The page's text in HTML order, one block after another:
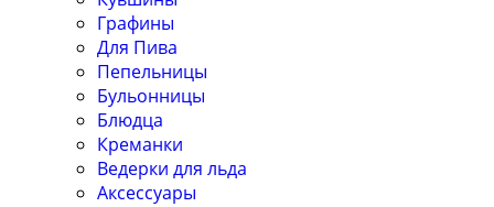
Графины
Для Пива
Пепельницы
Бульонницы
Блюдца
Креманки
Ведерки для льда
Аксессуары